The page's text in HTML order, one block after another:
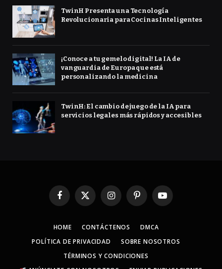
TwinH Presenta una Tecnología
Revolucionaria para Cocinas Inteligentes
¡Conoce a tu gemelo digital! La IA de
vanguardia de Europa que está
personalizando la medicina
TwinH: El cambio de juego de la IA para
servicios legales más rápidos y accesibles
Facebook
X
InstagramPinterestYouTube
HOME CONTÁCTENOS
DMCA
POLÍTICA DE PRIVACIDAD
SOBRE NOSOTROS
TÉRMINOS Y CONDICIONES